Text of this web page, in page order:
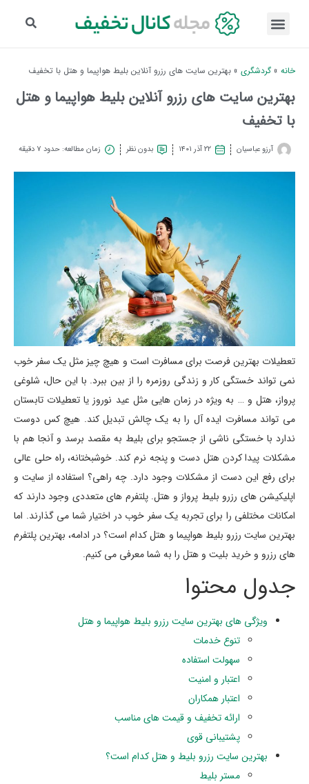
خانه » گردشگری » بهترین سایت های رزرو آنلاین بلیط هواپیما و هتل با تخفیف
بهترین سایت های رزرو آنلاین بلیط هواپیما و هتل
با تخفیف
آرزو عباسیان ۲۲ آذر ۱۴۰۱ بدون نظر زمان مطالعه: حدود 7 دقیقه
تعطیلات بهترین فرصت برای مسافرت است و هیچ چیز مثل یک سفر خوب
نمی تواند خستگی کار و زندگی روزمره را از بین ببرد. با این حال، شلوغی
پرواز، هتل و … به ویژه در زمان هایی مثل عید نوروز یا تعطیلات تابستان
می تواند مسافرت ایده آل را به یک چالش تبدیل کند. هیچ کس دوست
ندارد با خستگی ناشی از جستجو برای بلیط به مقصد برسد و آنجا هم با
مشکلات پیدا کردن هتل دست و‌ پنجه نرم کند. خوشبختانه، راه حلی عالی
برای رفع این دست از مشکلات وجود دارد. چه راهی؟ استفاده از سایت و
اپلیکیشن های رزرو بلیط پرواز و هتل. پلتفرم های متعددی وجود دارند که
امکانات مختلفی را برای تجربه یک سفر خوب در اختیار شما می گذارند. اما
بهترین سایت رزرو بلیط هواپیما و هتل کدام است؟ در ادامه، بهترین پلتفرم
های رزرو و خرید بلیت و هتل را به شما معرفی می کنیم.
جدول محتوا
ویژگی های بهترین سایت رزرو بلیط هواپیما و هتل
تنوع خدمات
سهولت استفاده
اعتبار و امنیت
اعتبار همکاران
ارائه تخفیف و قیمت های مناسب
پشتیبانی قوی
بهترین سایت رزرو بلیط و هتل کدام است؟
مستر بلیط